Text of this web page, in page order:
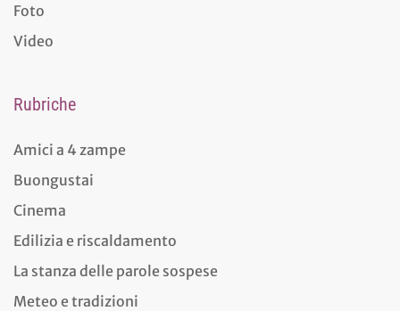
Foto
Video
Rubriche
Amici a 4 zampe
Buongustai
Cinema
Edilizia e riscaldamento
La stanza delle parole sospese
Meteo e tradizioni